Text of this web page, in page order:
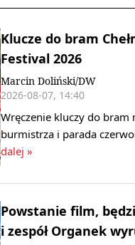
Klucze do bram
Festival 2026
Marcin Doliński/DW
2026-08-07, 14:40
Wręczenie kluczy do
burmistrza i parada
dalej »
Powstanie film,
i zespół Organek